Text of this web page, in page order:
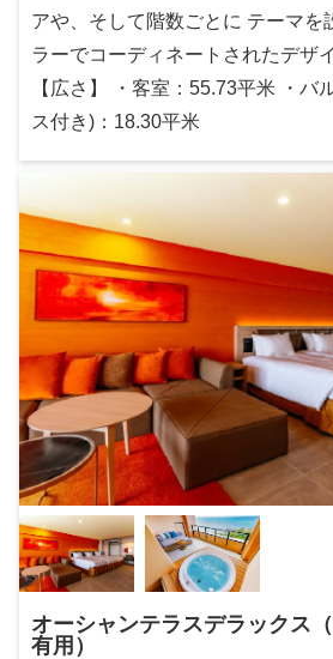
アや、そして階数ごとに テーマを
ラーでコーディネートされたデザ
【広さ】 ・客室：55.73平米 ・バ
ス付き)：18.30平米
オーシャンテラスデラックス
有用）